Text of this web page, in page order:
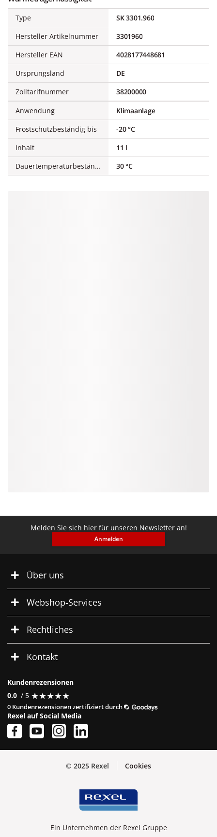
Type
SK 3301.960
Hersteller Artikelnummer
3301960
Hersteller EAN
4028177448681
Ursprungsland
DE
Zolltarifnummer
38200000
Anwendung
Klimaanlage
Frostschutzbeständig bis
-20 °C
Inhalt
11 l
Dauertemperaturbeständig bis
30 °C
Melden Sie sich hier für unseren Newsletter an!
Anmelden
Über uns
Webshop-Services
Rechtliches
Kontakt
Kundenrezensionen
0.0 / 5 ★★★★★
★★★★★
0 Kundenrezensionen zertifiziert durch
Rexel auf Social Media
© 2025 Rexel Cookies
Ein Unternehmen der Rexel Gruppe